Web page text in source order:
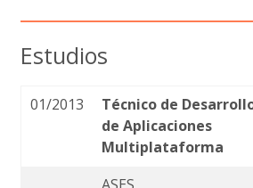
Estudios
01/2013
Técnico de
de Aplicaciones
Multiplataforma